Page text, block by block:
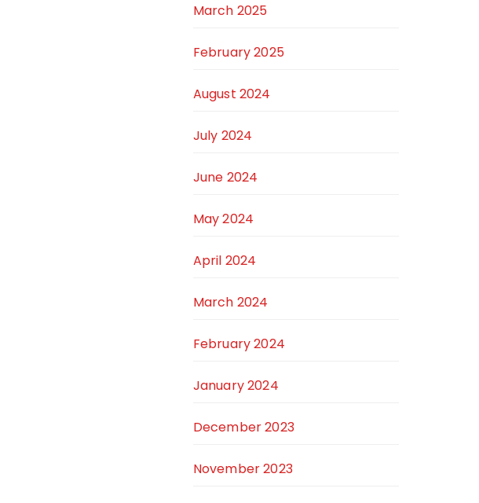
March 2025
February 2025
August 2024
July 2024
June 2024
May 2024
April 2024
March 2024
February 2024
January 2024
December 2023
November 2023